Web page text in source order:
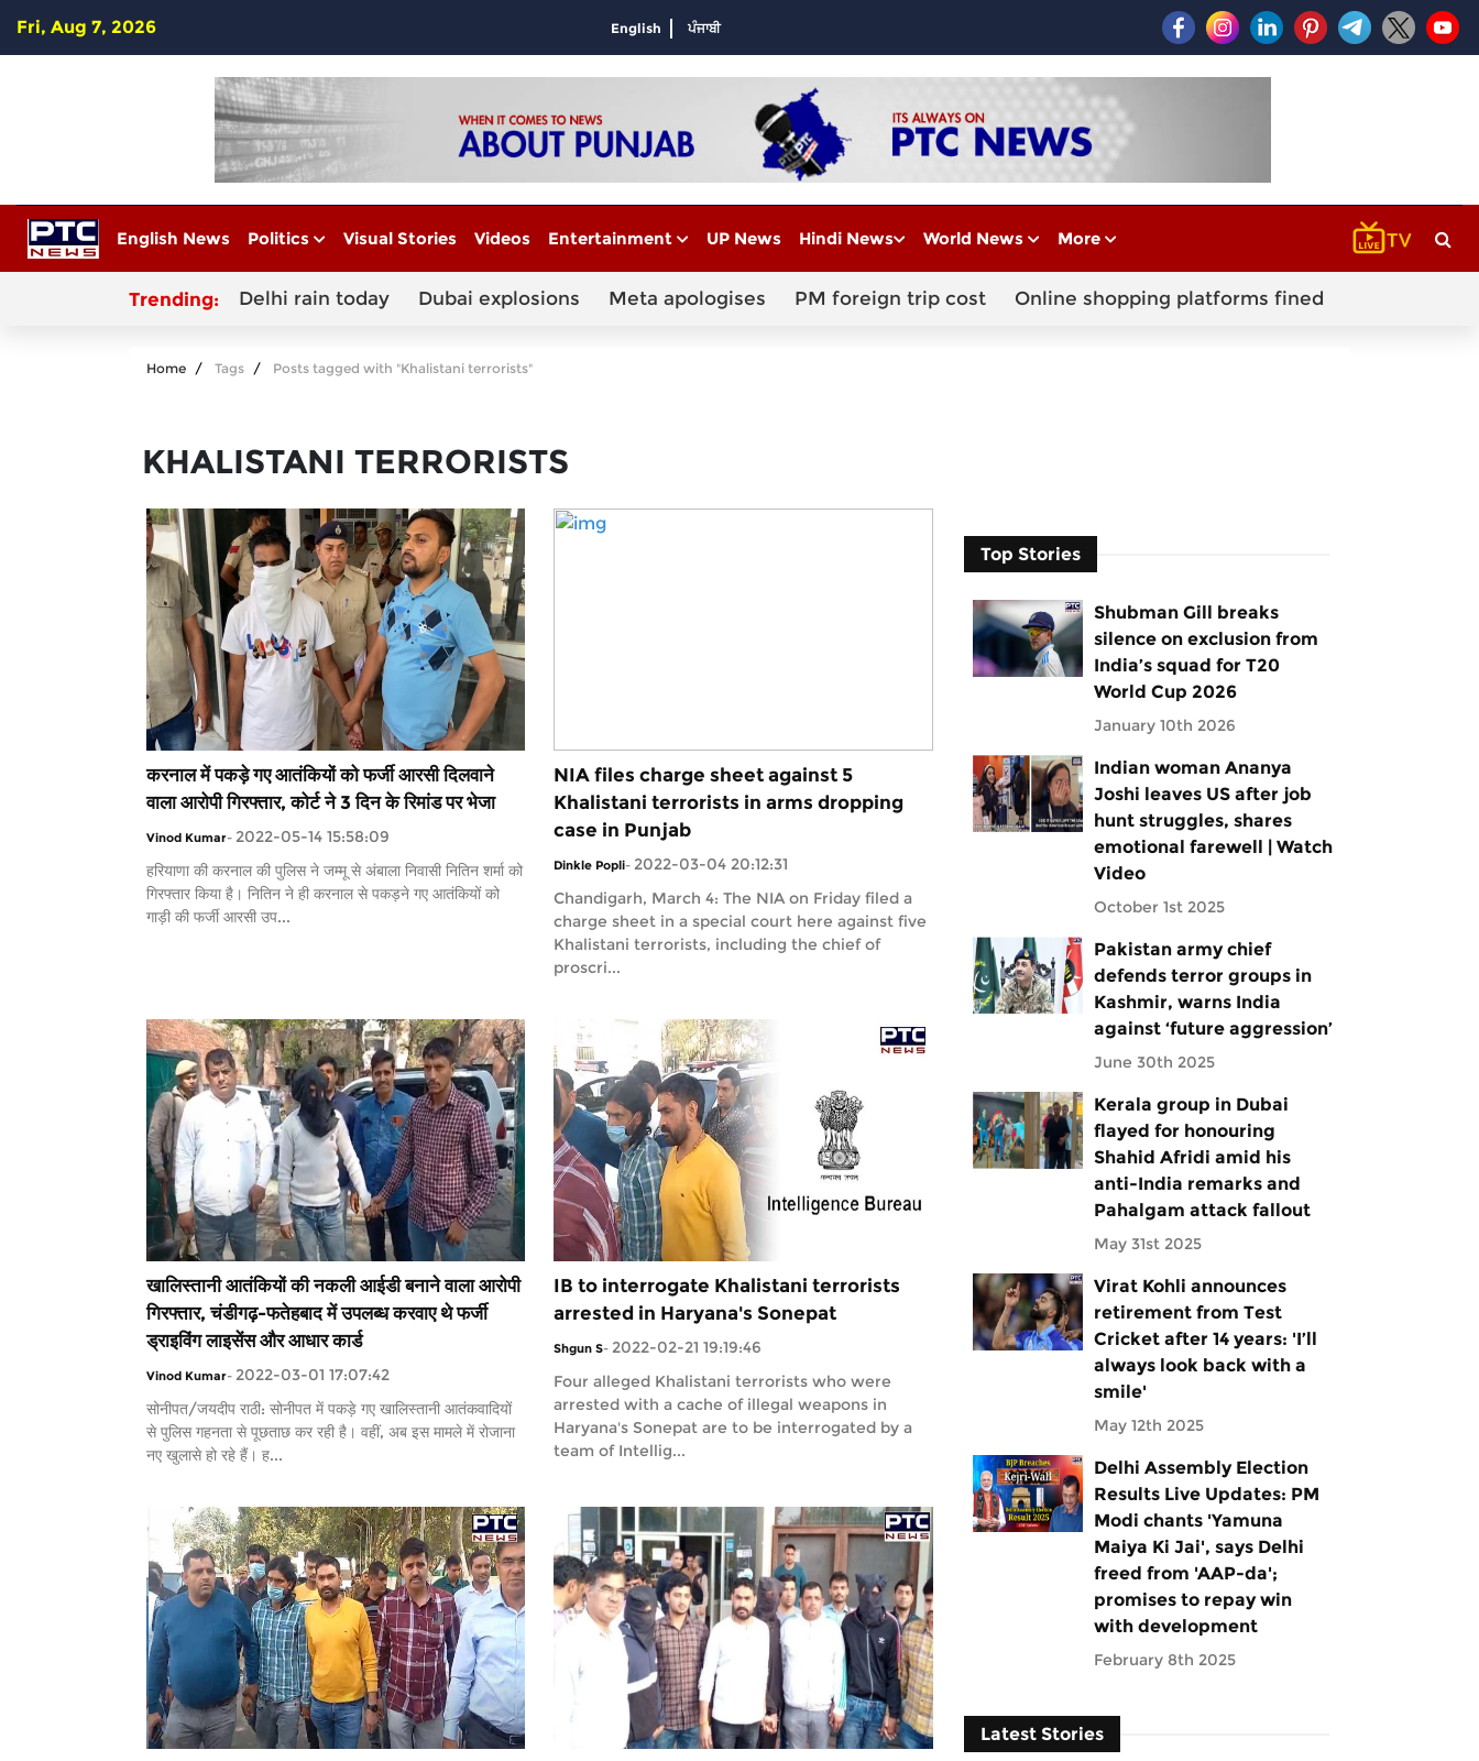
Fri, Aug 7, 2026 English ਪੰਜਾਬੀ
English News Politics Visual Stories Videos Entertainment UP News Hindi News World News More
Trending: Delhi rain today Dubai explosions Meta apologises PM foreign trip cost Online shopping platforms fined
Home Tags Posts tagged with "Khalistani terrorists"
KHALISTANI TERRORISTS
करनाल में पकड़े गए आतंकियों को फर्जी आरसी दिलवाने
वाला आरोपी गिरफ्तार, कोर्ट ने 3 दिन के रिमांड पर भेजा
Vinod Kumar- 2022-05-14 15:58:09
हरियाणा की करनाल की पुलिस ने जम्मू से अंबाला निवासी नितिन शर्मा को
गिरफ्तार किया है। नितिन ने ही करनाल से पकड़ने गए आतंकियों को
गाड़ी की फर्जी आरसी उप...
NIA files charge sheet against 5
Khalistani terrorists in arms dropping
case in Punjab
Dinkle Popli- 2022-03-04 20:12:31
Chandigarh, March 4: The NIA on Friday filed a
charge sheet in a special court here against five
Khalistani terrorists, including the chief of
proscri...
खालिस्तानी आतंकियों की नकली आईडी बनाने वाला आरोपी
गिरफ्तार, चंडीगढ़-फतेहबाद में उपलब्ध करवाए थे फर्जी
ड्राइविंग लाइसेंस और आधार कार्ड
Vinod Kumar- 2022-03-01 17:07:42
सोनीपत/जयदीप राठी: सोनीपत में पकड़े गए खालिस्तानी आतंकवादियों
से पुलिस गहनता से पूछताछ कर रही है। वहीं, अब इस मामले में रोजाना
नए खुलासे हो रहे हैं। ह...
IB to interrogate Khalistani terrorists
arrested in Haryana's Sonepat
Shgun S- 2022-02-21 19:19:46
Four alleged Khalistani terrorists who were
arrested with a cache of illegal weapons in
Haryana's Sonepat are to be interrogated by a
team of Intellig...
Top Stories
Shubman Gill breaks
silence on exclusion from
India’s squad for T20
World Cup 2026
January 10th 2026
Indian woman Ananya
Joshi leaves US after job
hunt struggles, shares
emotional farewell | Watch
Video
October 1st 2025
Pakistan army chief
defends terror groups in
Kashmir, warns India
against ‘future aggression’
June 30th 2025
Kerala group in Dubai
flayed for honouring
Shahid Afridi amid his
anti-India remarks and
Pahalgam attack fallout
May 31st 2025
Virat Kohli announces
retirement from Test
Cricket after 14 years: 'I’ll
always look back with a
smile'
May 12th 2025
Delhi Assembly Election
Results Live Updates: PM
Modi chants 'Yamuna
Maiya Ki Jai', says Delhi
freed from 'AAP-da';
promises to repay win
with development
February 8th 2025
Latest Stories